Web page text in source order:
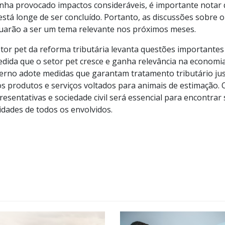
provocado impactos consideráveis, é importante notar
longe de ser concluído. Portanto, as discussões sobre
a ser um tema relevante nos próximos meses.
pet da reforma tributária levanta questões
que o setor pet cresce e ganha relevância na
adote medidas que garantam tratamento tributário
produtos e serviços voltados para animais de estimação.
e sociedade civil será essencial para
de todos os envolvidos.